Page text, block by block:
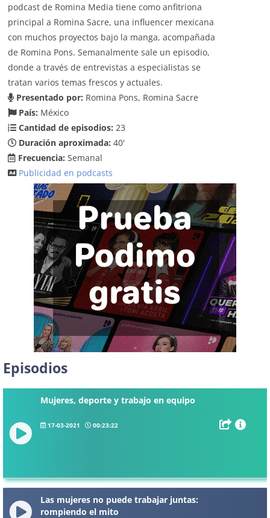
podcast de Romina Media tiene como anfitriona
principal a Romina Sacre, una influencer mexicana
con muchos proyectos bajo la manga, acompañada
de Romina Pons. Semanalmente sale un episodio,
donde a través de entrevistas a especialistas se
tratan varios temas frescos y actuales.
Presentado por: Romina Pons, Romina Sacre
País: México
Cantidad de episodios: 23
Duración aproximada: 40'
Frecuencia: Semanal
Publicidad en podcasts
Episodios
Mujeres, deporte y trabajo en equipo
17-03-2021 00:23:22
Las mujeres no puede trabajar juntas:
rompiendo el mito